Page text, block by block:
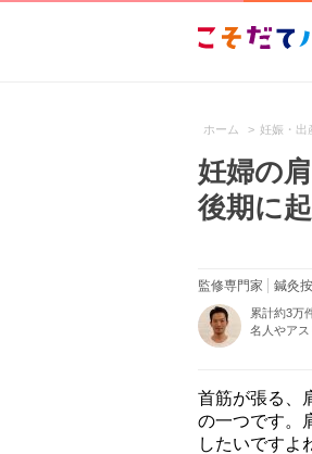
ホーム > 妊娠・出
妊婦の
後期に
監修専門家 鍼灸
累計約3万
名人やア
首筋が張る、
の一つです。
したいですよ